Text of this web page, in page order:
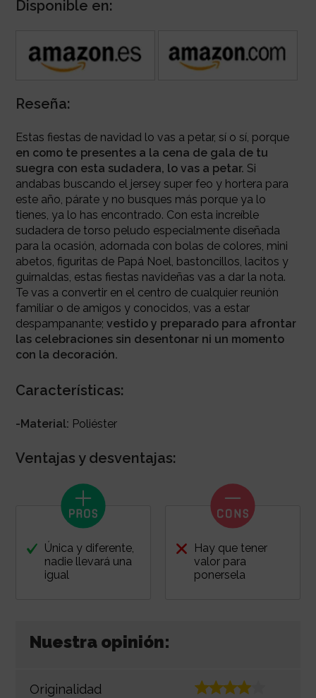
Disponible en:
Reseña:
Estas fiestas de navidad lo vas a petar, sí o sí, porque
en como te presentes a la cena de gala de tu
suegra con esta sudadera, lo vas a petar. Si
andabas buscando el jersey super feo y hortera para
este año, párate y no busques más porque ya lo
tienes, ya lo has encontrado. Con esta increíble
sudadera de torso peludo especialmente diseñada
para la ocasión, adornada con bolas de colores, mini
abetos, figuritas de Papá Noel, bastoncillos, lacitos y
guirnaldas, estas fiestas navideñas vas a dar la nota.
Te vas a convertir en el centro de cualquier reunión
familiar o de amigos y conocidos, vas a estar
despampanante; vestido y preparado para afrontar
las celebraciones sin desentonar ni un momento
con la decoración.
Características:
-Material: Poliéster
Ventajas y desventajas:
Única y diferente,
nadie llevará una
igual
Hay que tener
valor para
ponersela
Nuestra opinión:
Originalidad